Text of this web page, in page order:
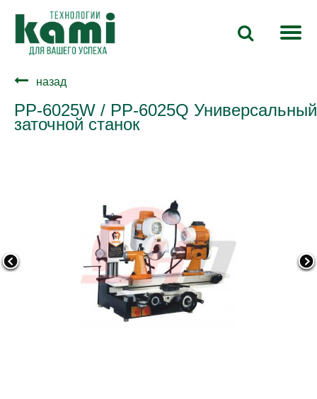
назад
PP-6025W / PP-6025Q Универсальный
заточной станок